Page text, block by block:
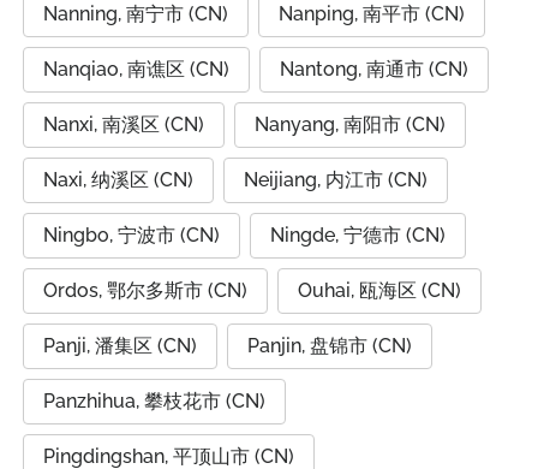
Nanning, 南宁市 (CN) Nanping, 南平市 (CN)
Nanqiao, 南谯区 (CN) Nantong, 南通市 (CN)
Nanxi, 南溪区 (CN) Nanyang, 南阳市 (CN)
Naxi, 纳溪区 (CN) Neijiang, 内江市 (CN)
Ningbo, 宁波市 (CN) Ningde, 宁德市 (CN)
Ordos, 鄂尔多斯市 (CN) Ouhai, 瓯海区 (CN)
Panji, 潘集区 (CN) Panjin, 盘锦市 (CN)
Panzhihua, 攀枝花市 (CN)
Pingdingshan, 平顶山市 (CN)